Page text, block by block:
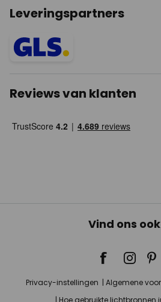
Leveringspartners
Reviews van klanten
Vind ons
Privacy-instellingen Algemene
Hoe gebruikte lichtbronnen